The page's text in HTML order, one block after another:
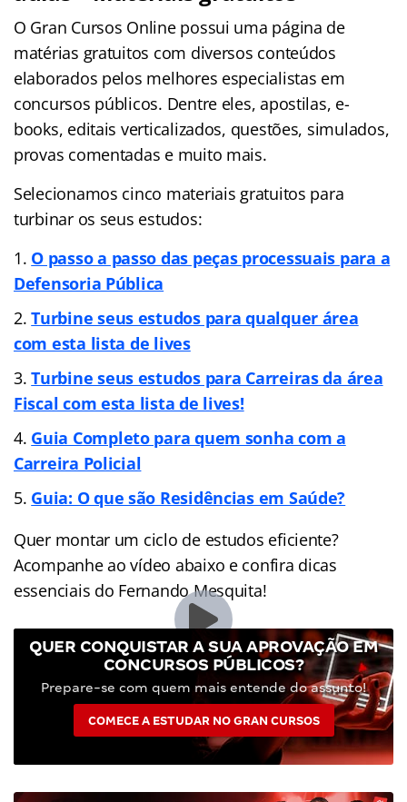
O Gran Cursos Online possui uma página de
matérias gratuitos com diversos conteúdos
elaborados pelos melhores especialistas em
concursos públicos. Dentre eles, apostilas, e-
books, editais verticalizados, questões, simulados,
provas comentadas e muito mais.
Selecionamos cinco materiais gratuitos para
turbinar os seus estudos:
O passo a passo das peças processuais para a
Defensoria Pública
Turbine seus estudos para qualquer área
com esta lista de lives
Turbine seus estudos para Carreiras da área
Fiscal com esta lista de lives!
Guia Completo para quem sonha com a
Carreira Policial
Guia: O que são Residências em Saúde?
Quer montar um ciclo de estudos eficiente?
Acompanhe ao vídeo abaixo e confira dicas
essenciais do Fernando Mesquita!
QUER CONQUISTAR A SUA APROVAÇÃO EM
CONCURSOS PÚBLICOS?
Prepare-se com quem mais entende do assunto!
COMECE A ESTUDAR NO GRAN CURSOS